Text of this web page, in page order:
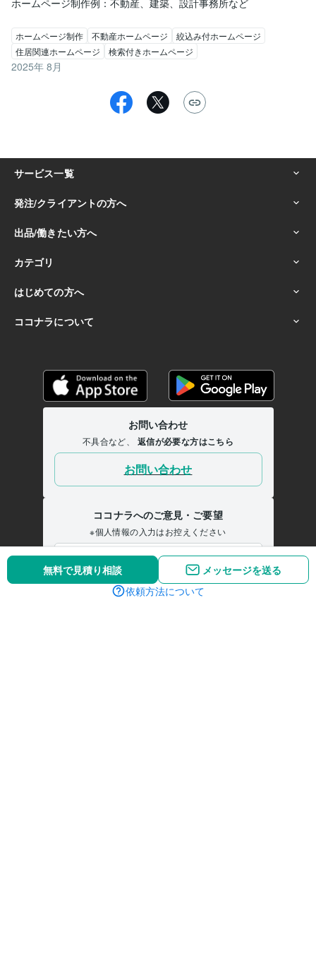
無料で見積り相談
メッセージを送る
依頼方法について
ホームページ制作 不動産ホームページ
絞込み付ホームページ
住居関連ホームページ
検索付きホームページ
2025年 8月